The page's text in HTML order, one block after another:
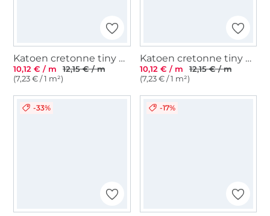
Katoen cretonne tiny bloom,vanille
10,12 € / m
12,15 € / m
(7,23 € / 1 m²)
Katoen cretonne tiny bloom, zwart
10,12 € / m
12,15 € / m
(7,23 € / 1 m²)
-33% -17%